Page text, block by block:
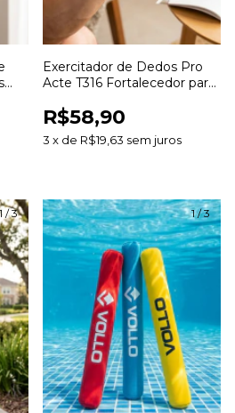
Exercitador de Dedos Pro
Acte T316 Fortalecedor para
com Resistência
R$58,90
3 x de R$19,63 sem juros
1/3 1/3